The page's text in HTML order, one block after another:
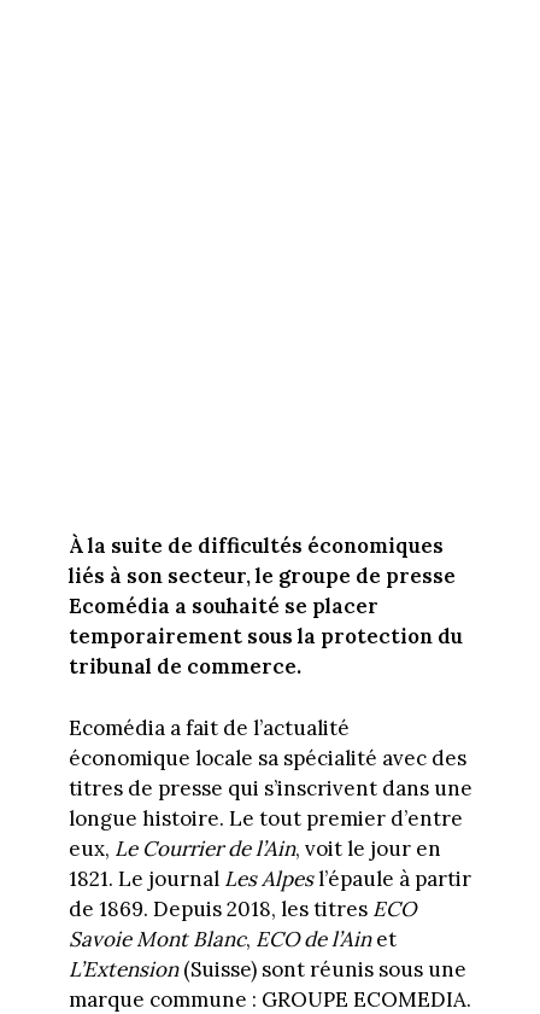
À la suite de difficultés économiques
liés à son secteur, le groupe de presse
Ecomédia a souhaité se placer
temporairement sous la protection du
tribunal de commerce.
Ecomédia a fait de l’actualité
économique locale sa spécialité avec des
titres de presse qui s’inscrivent dans une
longue histoire. Le tout premier d’entre
eux, Le Courrier de l’Ain, voit le jour en
1821. Le journal Les Alpesl’épaule à partir
de 1869. Depuis 2018, les titres ECO
Savoie Mont Blanc, ECO de l’Ainet
L’Extension(Suisse) sont réunis sous une
marque commune : GROUPE ECOMEDIA.